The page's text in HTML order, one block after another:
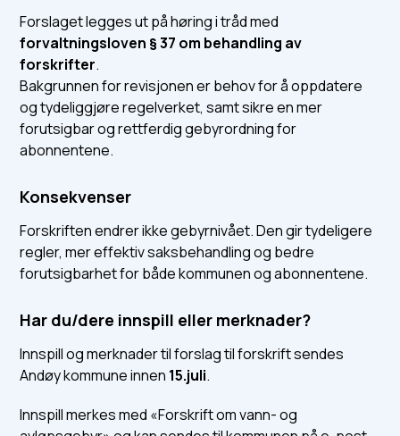
Forslaget legges ut på høring i tråd med
forvaltningsloven § 37 om behandling av
forskrifter.
Bakgrunnen for revisjonen er behov for å oppdatere
og tydeliggjøre regelverket, samt sikre en mer
forutsigbar og rettferdig gebyrordning for
abonnentene.
Konsekvenser
Forskriften endrer ikke gebyrnivået. Den gir tydeligere
regler, mer effektiv saksbehandling og bedre
forutsigbarhet for både kommunen og abonnentene.
Har du/dere innspill eller merknader?
Innspill og merknader til forslag til forskrift sendes
Andøy kommune innen 15.juli.
Innspill merkes med «Forskrift om vann- og